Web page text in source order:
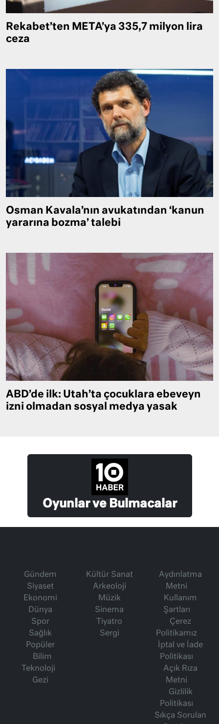
Rekabet’ten META’ya 335,7 milyon lira
ceza
Osman Kavala’nın avukatından ‘kanun
yararına bozma’ talebi
ABD’de ilk: Utah’ta çocuklara ebeveyn
izni olmadan sosyal medya yasak
Oyunlar ve Bulmacalar
Gündem
Siyaset
Ekonomi
Dünya
Spor
Sağlık
Popüler
Bilim
Teknoloji
Gezi
Kültür Sanat
Arkeoloji
Müzik
Sinema
Tiyatro
Sergi
Aydınlatma
Metni
Kullanım
Şartları
Çerez
Politikamız
İptal ve İade
Politikası
Açık Rıza
Metni
Gizlilik
Politikası
Sıkça Sorulan